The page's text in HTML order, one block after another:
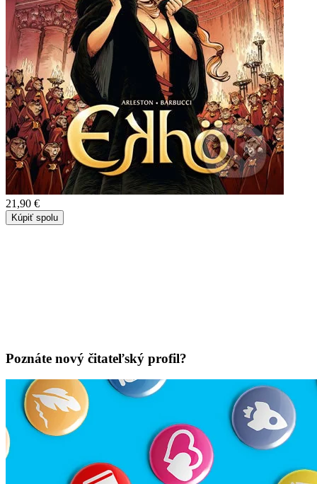
21,90 €
Kúpiť spolu
Poznáte nový čitateľský profil?